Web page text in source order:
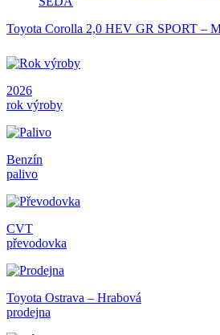
Toyota Corolla 2,0 HEV GR SPORT –
2026
rok výroby
Benzín
palivo
CVT
převodovka
Toyota Ostrava – Hrabová
prodejna